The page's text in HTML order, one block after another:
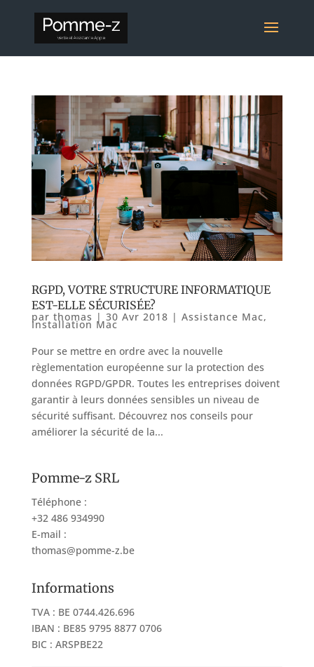
RGPD, VOTRE STRUCTURE INFORMATIQUE
EST-ELLE SÉCURISÉE?
par thomas | 30 Avr 2018 | Assistance Mac,
Installation Mac
Pour se mettre en ordre avec la nouvelle
règlementation européenne sur la protection des
données RGPD/GPDR. Toutes les entreprises doivent
garantir à leurs données sensibles un niveau de
sécurité suffisant. Découvrez nos conseils pour
améliorer la sécurité de la...
Pomme-z SRL
Téléphone :
+32 486 934990
E-mail :
thomas@pomme-z.be
Informations
TVA : BE 0744.426.696
IBAN : BE85 9795 8877 0706
BIC : ARSPBE22